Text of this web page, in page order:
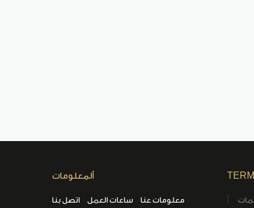
ألمعلومات
اتصل بنا ساعات العمل معلومات عنا